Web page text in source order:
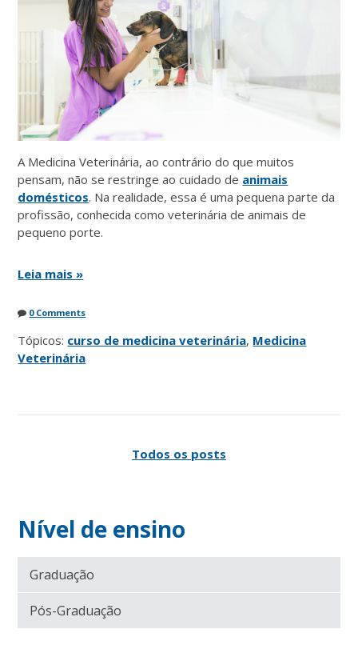
A Medicina Veterinária, ao contrário do que muitos
pensam, não se restringe ao cuidado de animais
domésticos. Na realidade, essa é uma pequena parte da
profissão, conhecida como veterinária de animais de
pequeno porte.
Leia mais »
0 Comments
Tópicos: curso de medicina veterinária, Medicina
Veterinária
Todos os posts
Nível de ensino
Graduação
Pós-Graduação